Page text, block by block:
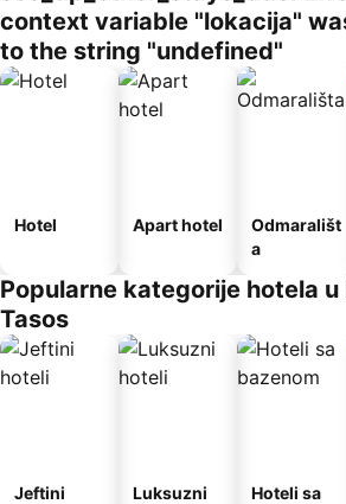
context variable "lokacija"
to the string "undefined"
Hotel Apart hotel
Odmarališt
a
Popularne kategorije hotela u
Tasos
Jeftini
Luksuzni
Hoteli sa